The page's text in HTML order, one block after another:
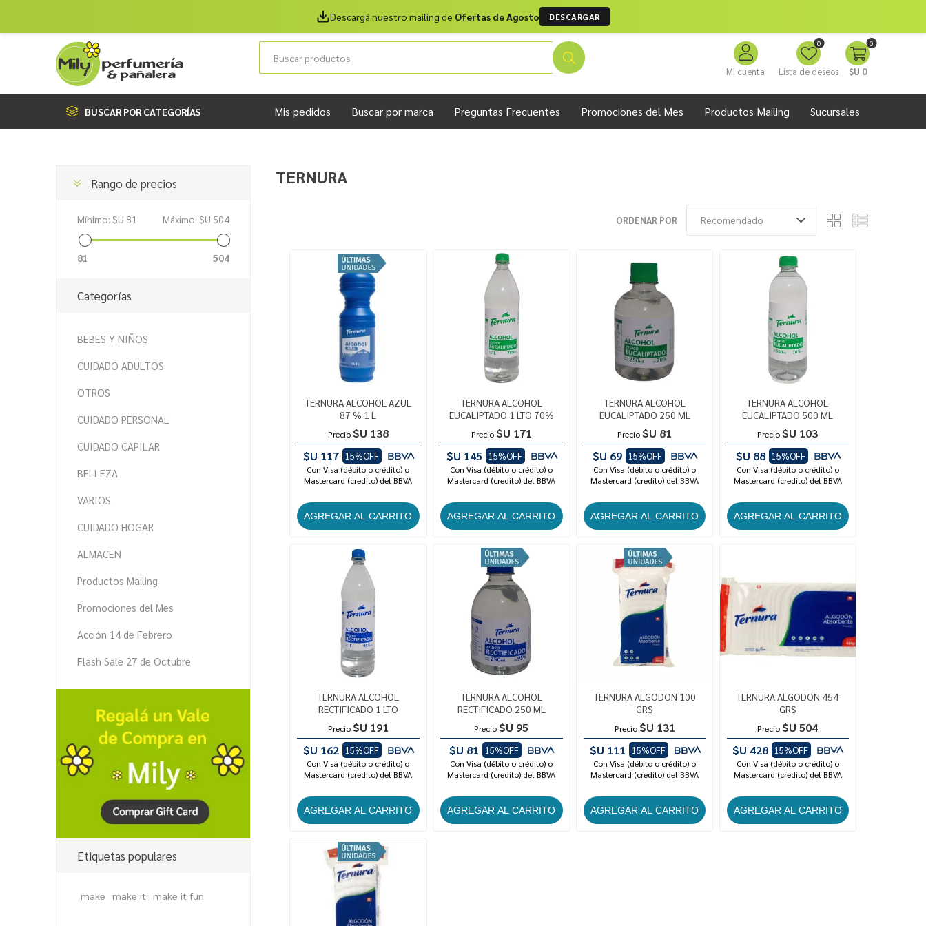
Descargá nuestro mailing de Ofertas de Agosto DESCARGAR
Mi cuenta Lista de deseos
0 0
$U 0
BUSCAR POR CATEGORÍAS Mis pedidos Buscar por marca Preguntas Frecuentes Promociones del Mes Productos Mailing Sucursales
TERNURA
ORDENAR POR
TERNURA ALCOHOL AZUL
87 % 1 L
Precio $U 138
$U 117
15%OFF
Con Visa (débito o crédito) o
Mastercard (credito) del BBVA
TERNURA ALCOHOL
EUCALIPTADO 1 LTO 70%
Precio $U 171
$U 145
15%OFF
Con Visa (débito o crédito) o
Mastercard (credito) del BBVA
TERNURA ALCOHOL
EUCALIPTADO 250 ML
Precio $U 81
$U 69 15%OFF
Con Visa (débito o crédito) o
Mastercard (credito) del BBVA
TERNURA ALCOHOL
EUCALIPTADO 500 ML
Precio $U 103
$U 88 15%OFF
Con Visa (débito o crédito) o
Mastercard (credito) del BBVA
TERNURA ALCOHOL
RECTIFICADO 1 LTO
Precio $U 191
$U 162
15%OFF
Con Visa (débito o crédito) o
Mastercard (credito) del BBVA
TERNURA ALCOHOL
RECTIFICADO 250 ML
Precio $U 95
$U 81
15%OFF
Con Visa (débito o crédito) o
Mastercard (credito) del BBVA
TERNURA ALGODON 100
GRS
Precio $U 131
$U 111
15%OFF
Con Visa (débito o crédito) o
Mastercard (credito) del BBVA
TERNURA ALGODON 454
GRS
Precio $U 504
$U 428 15%OFF
Con Visa (débito o crédito) o
Mastercard (credito) del BBVA
Rango de precios
Mínimo: $U 81 Máximo: $U 504
81 504
Categorías
BEBES Y NIÑOS
CUIDADO ADULTOS
OTROS
CUIDADO PERSONAL
CUIDADO CAPILAR
BELLEZA
VARIOS
CUIDADO HOGAR
ALMACEN
Productos Mailing
Promociones del Mes
Acción 14 de Febrero
Flash Sale 27 de Octubre
Etiquetas populares
make make it make it fun